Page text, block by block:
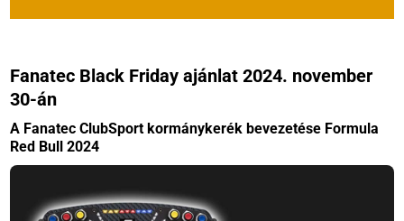
Fanatec Black Friday ajánlat 2024. november
30-án
A Fanatec ClubSport kormánykerék bevezetése Formula
Red Bull 2024